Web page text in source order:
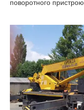
поворотного пристрою.